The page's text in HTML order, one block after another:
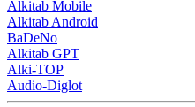
Alkitab Mobile
Alkitab Android
BaDeNo
Alkitab GPT
Alki-TOP
Audio-Diglot